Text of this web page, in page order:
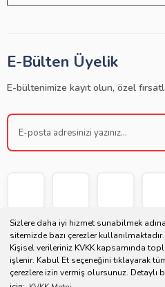
Sizlere daha iyi hizmet sunabilmek
sitemizde bazı çerezler kullanılmaktadır.
Kişisel verileriniz KVKK kapsamında
işlenir. Kabul Et seçeneğini tıklayarak
çerezlere izin vermiş olursunuz. Detaylı
E-Bülten Üyelik
E-bültenimize kayıt olun, özel
Copyright © 2021 | Bu websitesi
tasarlanmış ve düzenlenmiştir. Tüm